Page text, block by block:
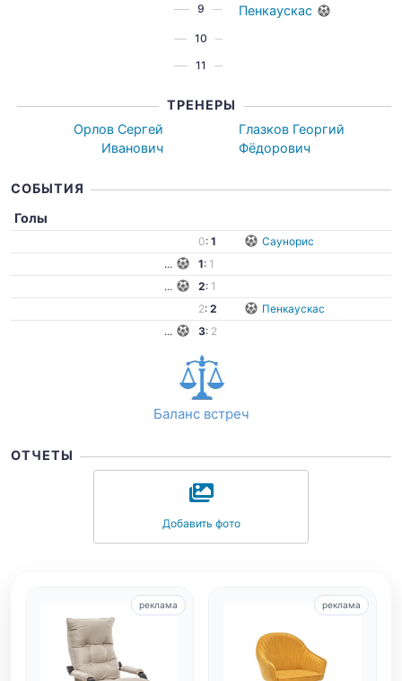
9 Пенкаускас
10
11
ТРЕНЕРЫ
Орлов Сергей
Иванович
Глазков Георгий
Фёдорович
СОБЫТИЯ
Голы
0: 1
Саунорис
...
1: 1
...
2: 1
2: 2
Пенкаускас
...
3: 2
Баланс встреч
ОТЧЕТЫ
Добавить фото
реклама реклама